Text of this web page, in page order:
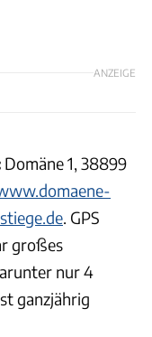
ANZEIGE
Domäne 1, 38899
. GPS
großes
nur 4
ganzjährig